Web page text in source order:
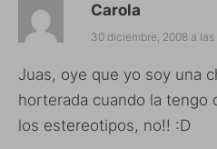
Carola
30 diciembre, 2008 a las
Juas, oye que yo soy una
horterada cuando la tengo
los estereotipos, no!! :D